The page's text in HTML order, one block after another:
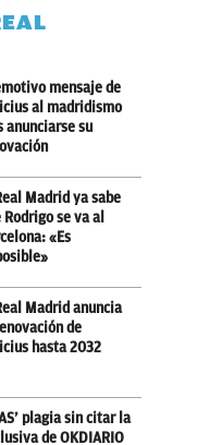
mensaje de
al madridismo
anunciarse su
Madrid ya sabe
Rodrigo se va al
«Es
Madrid anuncia
de
hasta 2032
plagia sin citar la
de OKDIARIO